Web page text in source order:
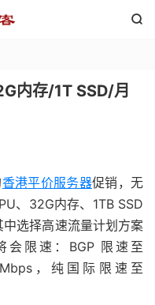

内存/1T SSD/月
香港平价服务器促销，无
、32G内存、1TB SSD
选择高速流量计划方案
限速：BGP 限速至
，纯国际限速至